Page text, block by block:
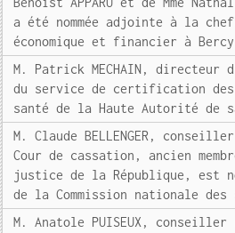
a été nommée adjointe à la
économique et financier à Bercy
M. Patrick MECHAIN, directeur
du service de certification des
santé de la Haute Autorité de
M. Claude BELLENGER,
Cour de cassation, ancien
justice de la République, est
de la Commission nationale des
M. Anatole PUISEUX,